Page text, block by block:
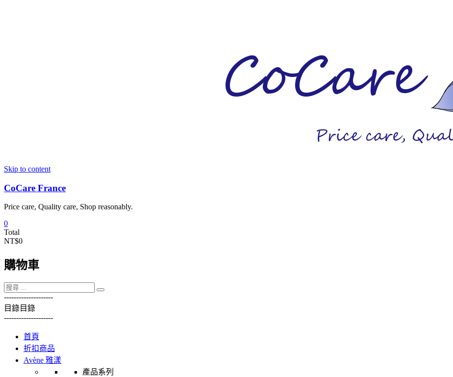
Skip to content
CoCare France
Price care, Quality care, Shop reasonably.
0
Total
NT$0
購物車
--------------------
目錄目錄
--------------------
首頁
折扣商品
Avène 雅漾
產品系列